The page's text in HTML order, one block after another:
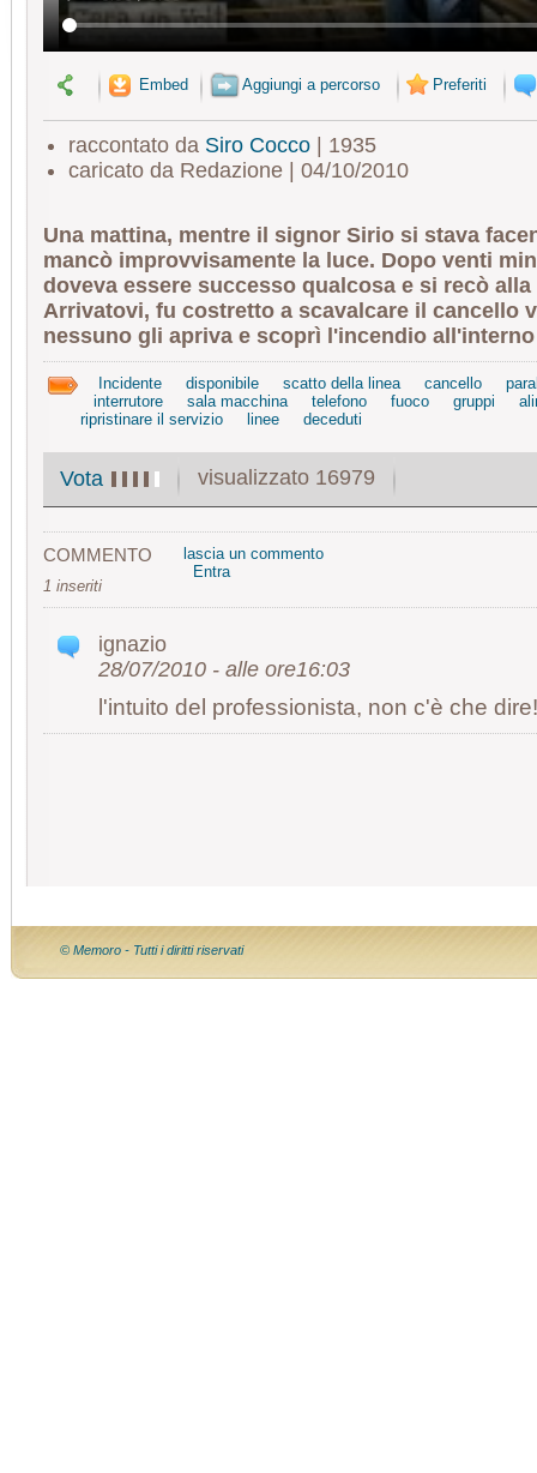
Embed Aggiungi a percorso Preferiti
raccontato da Siro Cocco| 1935
caricato da Redazione | 04/10/2010
Una mattina, mentre il signor Sirio si stava
mancò improvvisamente la luce. Dopo venti
doveva essere successo qualcosa e si recò alla
Arrivatovi, fu costretto a scavalcare il cancello
nessuno gli apriva e scoprì l'incendio
Incidente disponibile scatto della linea cancello
interrutore
sala macchina telefono fuoco gruppi
ripristinare il servizio
linee deceduti
Vota visualizzato 16979
COMMENTO
1 inseriti
lascia un commento
Entra
ignazio
28/07/2010 - alle ore16:03
l'intuito del professionista, non c'è che dire!
© Memoro - Tutti i diritti riservati